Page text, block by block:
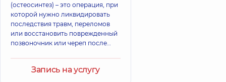
(остеосинтез) – это операция, при
которой нужно ликвидировать
последствия травм, переломов
или восстановить поврежденный
позвоночник или череп после
металлоконструкций
Запись на услугу